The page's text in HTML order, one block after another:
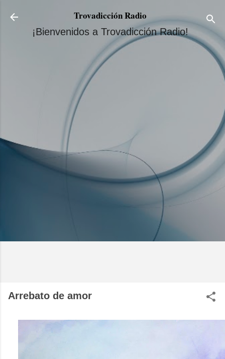
Ir al contenido principal
Trovadicción Radio
¡Bienvenidos a Trovadicción Radio!
Arrebato de amor